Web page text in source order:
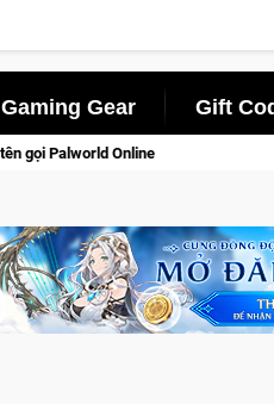
Gaming Gear Gift
Gia Nhập Closed Beta Norse